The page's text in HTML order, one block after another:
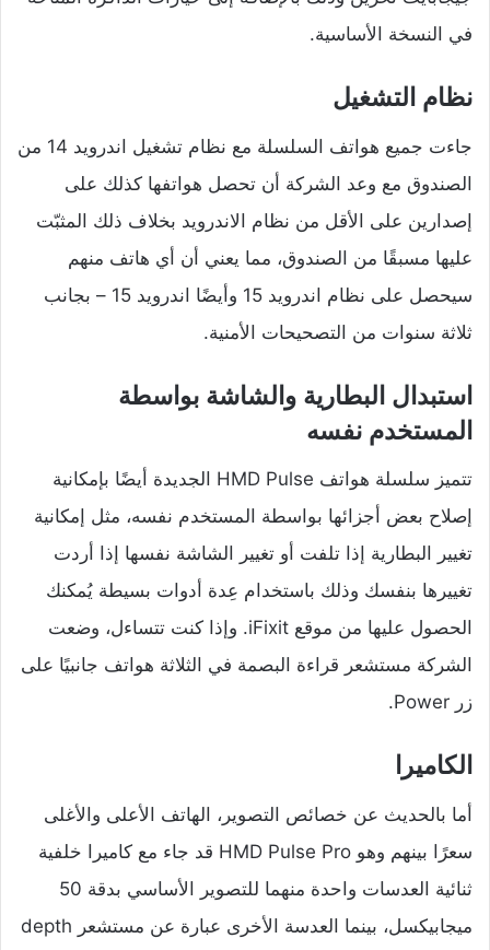
في النسخة الأساسية.
نظام التشغيل
جاءت جميع هواتف السلسلة مع نظام تشغيل اندرويد 14 من
الصندوق مع وعد الشركة أن تحصل هواتفها كذلك على
إصدارين على الأقل من نظام الاندرويد بخلاف ذلك المثبّت
عليها مسبقًا من الصندوق، مما يعني أن أي هاتف منهم
سيحصل على نظام اندرويد 15 وأيضًا اندرويد 15 – بجانب
ثلاثة سنوات من التصحيحات الأمنية.
استبدال البطارية والشاشة بواسطة
المستخدم نفسه
تتميز سلسلة هواتف HMD Pulse الجديدة أيضًا بإمكانية
إصلاح بعض أجزائها بواسطة المستخدم نفسه، مثل إمكانية
تغيير البطارية إذا تلفت أو تغيير الشاشة نفسها إذا أردت
تغييرها بنفسك وذلك باستخدام عِدة أدوات بسيطة يُمكنك
الحصول عليها من موقع iFixit. وإذا كنت تتساءل، وضعت
الشركة مستشعر قراءة البصمة في الثلاثة هواتف جانبيًا على
زر Power.
الكاميرا
أما بالحديث عن خصائص التصوير، الهاتف الأعلى والأغلى
سعرًا بينهم وهو HMD Pulse Pro قد جاء مع كاميرا خلفية
ثنائية العدسات واحدة منهما للتصوير الأساسي بدقة 50
ميجابيكسل، بينما العدسة الأخرى عبارة عن مستشعر depth